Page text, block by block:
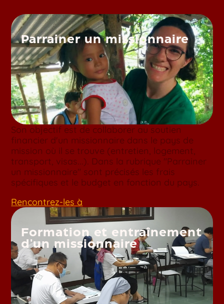
Parrainer un missionnaire
Son objectif est de collaborer au soutien
financier d'un missionnaire dans le pays de
mission où il se trouve (entretien, logement,
transport, visas...). Dans la rubrique "Parrainer
un missionnaire" sont précisés les frais
spécifiques et le budget en fonction du pays.
Rencontrez-les à
Formation et entraînement
d'un missionnaire